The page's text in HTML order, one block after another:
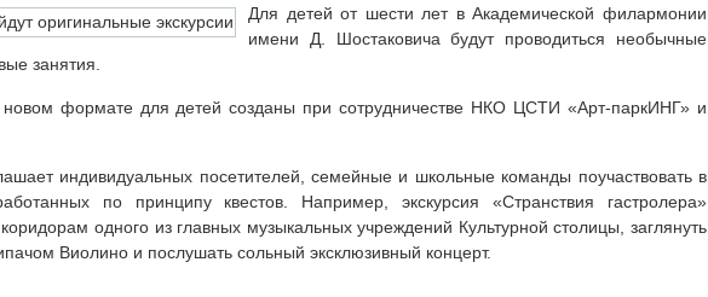
Для детей от шести лет в Академической филармонии
имени Д. Шостаковича будут проводиться необычные
занятия.
новом формате для детей созданы при сотрудничестве НКО ЦСТИ «Арт-паркИНГ» и
индивидуальных посетителей, семейные и школьные команды поучаствовать в
по принципу квестов. Например, экскурсия «Странствия гастролера»
одного из главных музыкальных учреждений Культурной столицы, заглянуть
Виолино и послушать сольный эксклюзивный концерт.